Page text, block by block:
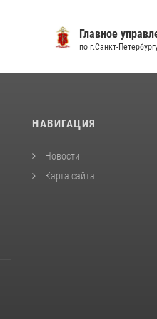
Главное
по г.Санкт-Петербургу и
НАВИГАЦИЯ
Новости
Карта сайта